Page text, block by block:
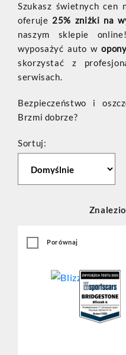
Szukasz świetnych cen
oferuje 25% zniżki na
naszym sklepie
wyposażyć auto w
skorzystać z
serwisach.
Bezpieczeństwo i
Brzmi dobrze?
Sortuj:
Porównaj